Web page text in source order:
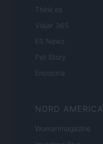
Think.es
Viajar 365
ES Newz
Pet Story
Encocina
NORD AMERICA
Womanmagazine